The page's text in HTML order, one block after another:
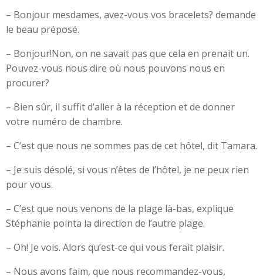
– Bonjour mesdames, avez-vous vos bracelets? demande
le beau préposé.
– Bonjour!Non, on ne savait pas que cela en prenait un.
Pouvez-vous nous dire où nous pouvons nous en
procurer?
– Bien sûr, il suffit d’aller à la réception et de donner
votre numéro de chambre.
– C’est que nous ne sommes pas de cet hôtel, dit Tamara.
– Je suis désolé, si vous n’êtes de l’hôtel, je ne peux rien
pour vous.
– C’est que nous venons de la plage là-bas, explique
Stéphanie pointa la direction de l’autre plage.
– Oh! Je vois. Alors qu’est-ce qui vous ferait plaisir.
– Nous avons faim, que nous recommandez-vous,